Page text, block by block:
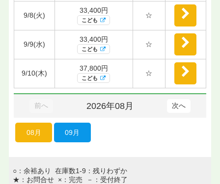
9/8(火)
33,400円
こども
☆
9/9(水)
33,400円
こども
☆
9/10(木)
37,800円
こども
☆
前へ 2026年08月 次へ
08月 09月
○：余裕あり 在庫数1-9：残りわずか
★：お問合せ ×：完売 －：受付終了